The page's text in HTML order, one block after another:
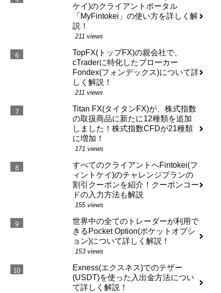
ケイ)のクライアントポータル
「MyFintokei」の使い方を詳しく解
説！
211 views
TopFX(トップFX)の親会社で、
cTraderに特化したブローカー
Fondex(フォンデックス)について詳
しく解説！
211 views
Titan FX(タイタンFX)が、株式指数
の取扱商品に新たに12種類を追加
しました！株式指数CFDが21種類
に増加！
171 views
すべてのクライアントへFintokei(フ
ィントケイ)のチャレンジプランの
割引クーポンを紹介！クーポンコー
ドの入力方法も解説
155 views
世界中の全てのトレーダーが利用で
きるPocket Option(ポケットオプシ
ョン)について詳しく解説！
153 views
Exness(エクスネス)でのテザー
(USDT)を使った入出金方法につい
て詳しく解説！